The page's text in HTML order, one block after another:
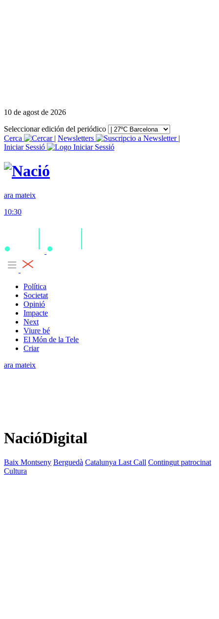
10 de agost de 2026
Seleccionar edición del periódico
Cerca
| Newsletters
|
Iniciar Sessió
ara mateix
10:30
Política
Societat
Opinió
Impacte
Next
Viure bé
El Món de la Tele
Criar
ara mateix
NacióDigital
Baix Montseny Berguedà Catalunya Last Call Contingut patrocinat
Cultura